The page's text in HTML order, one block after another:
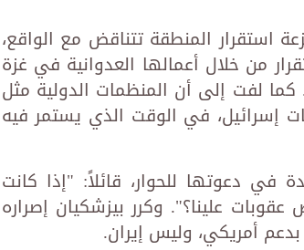
استقرار المنطقة تتناقض مع الواقع،
من خلال أعمالها العدوانية في غزة
لفت إلى أن المنظمات الدولية مثل
إسرائيل، في الوقت الذي يستمر فيه
في دعوتها للحوار، قائلاً: "إذا كانت
علينا؟". وكرر بيزشكيان إصراره
أمريكي، وليس إيران.